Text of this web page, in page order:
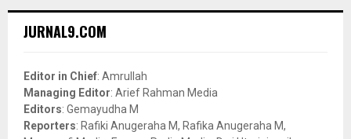
h
o
r
:
JURNAL9.COM
Editor in Chief: Amrullah
Managing Editor: Arief Rahman Media
Editors: Gemayudha M
Reporters: Rafiki Anugeraha M, Rafika Anugeraha M,